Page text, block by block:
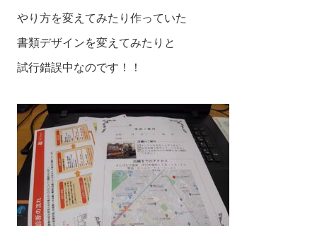
やり方を変えてみたり作っていた
書類デザインを変えてみたりと
試行錯誤中なのです！！